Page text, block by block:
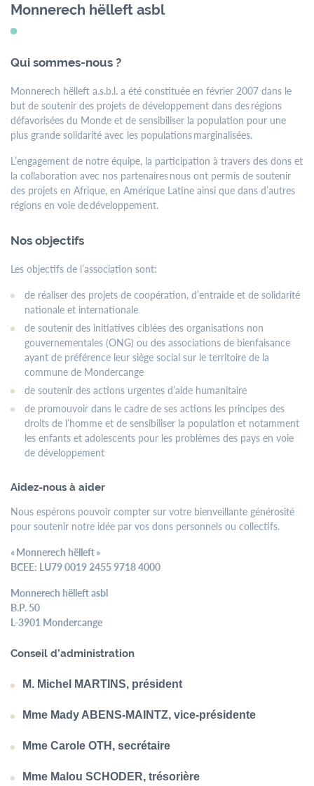
Contact
Formulaires
Mairie de
Mondercange
L-3919 Mondercange
BP 50 L-3901
Mondercange
Horaires
d’ouverture
et de 13:00à16:00
Un rendez-vous en dehors des plages d’ouverture peut être
demandé par email ou par téléphone auprès des services
respectifs.
Les bureaux du Service Urbanisme et Développement Durable
resteront fermés au public les après-midis.
Contactez-
nous
Tél. +352 55 05 74-1
Email. commune@mondercange.lu
Monnerech hëlleft asbl
Qui sommes-nous ?
Monnerech hëlleft a.s.b.l. a été constituée en février 2007 dans le
but de soutenir des projets de développement dans des régions
défavorisées du Monde et de sensibiliser la population pour une
plus grande solidarité avec les populations marginalisées.
L’engagement de notre équipe, la participation à travers des dons et
la collaboration avec nos partenaires nous ont permis de soutenir
des projets en Afrique, en Amérique Latine ainsi que dans d’autres
régions en voie de développement.
Nos objectifs
Les objectifs de l’association sont:
de réaliser des projets de coopération, d’entraide et de solidarité
nationale et internationale
de soutenir des initiatives ciblées des organisations non
gouvernementales (ONG) ou des associations de bienfaisance
ayant de préférence leur siège social sur le territoire de la
commune de Mondercange
de soutenir des actions urgentes d’aide humanitaire
de promouvoir dans le cadre de ses actions les principes des
droits de l’homme et de sensibiliser la population et notamment
les enfants et adolescents pour les problèmes des pays en voie
de développement
Aidez-nous à aider
Nous espérons pouvoir compter sur votre bienveillante générosité
pour soutenir notre idée par vos dons personnels ou collectifs.
« Monnerech hëlleft »
BCEE: LU79 0019 2455 9718 4000
Monnerech hëlleft asbl
B.P. 50
L-3901 Mondercange
Conseil d’administration
M. Michel MARTINS, président
Mme Mady ABENS-MAINTZ, vice-présidente
Mme Carole OTH, secrétaire
Mme Malou SCHODER, trésorière